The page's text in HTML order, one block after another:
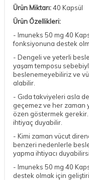
Ürün Miktarı:40 Kapsül
Ürün Özellikleri:
- Imuneks 50 mg 40
fonksiyonuna destek
- Dengeli ve yeterli
yaşam temposu
beslenemeyebiliriz ve
alabilir.
- Gıda takviyeleri asla
geçemez ve her zaman
özen göstermek
ihtiyaç duyabilir.
- Kimi zaman vücut
benzeri nedenlerle
yapma ihtiyacı
- Imuneks 50 mg 40
destek olmak için